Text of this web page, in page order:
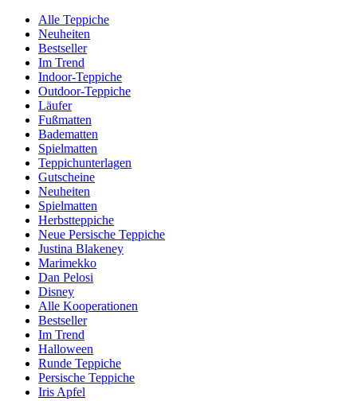
Alle Teppiche
Neuheiten
Bestseller
Im Trend
Indoor-Teppiche
Outdoor-Teppiche
Läufer
Fußmatten
Badematten
Spielmatten
Teppichunterlagen
Gutscheine
Neuheiten
Spielmatten
Herbstteppiche
Neue Persische Teppiche
Justina Blakeney
Marimekko
Dan Pelosi
Disney
Alle Kooperationen
Bestseller
Im Trend
Halloween
Runde Teppiche
Persische Teppiche
Iris Apfel